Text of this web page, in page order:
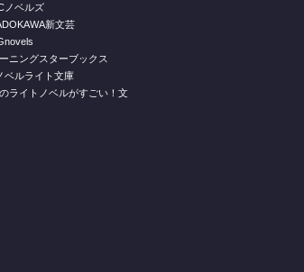
ノベルズ
新文芸
ニングスターブックス
ベルライト文庫
ライトノベルがすごい！文